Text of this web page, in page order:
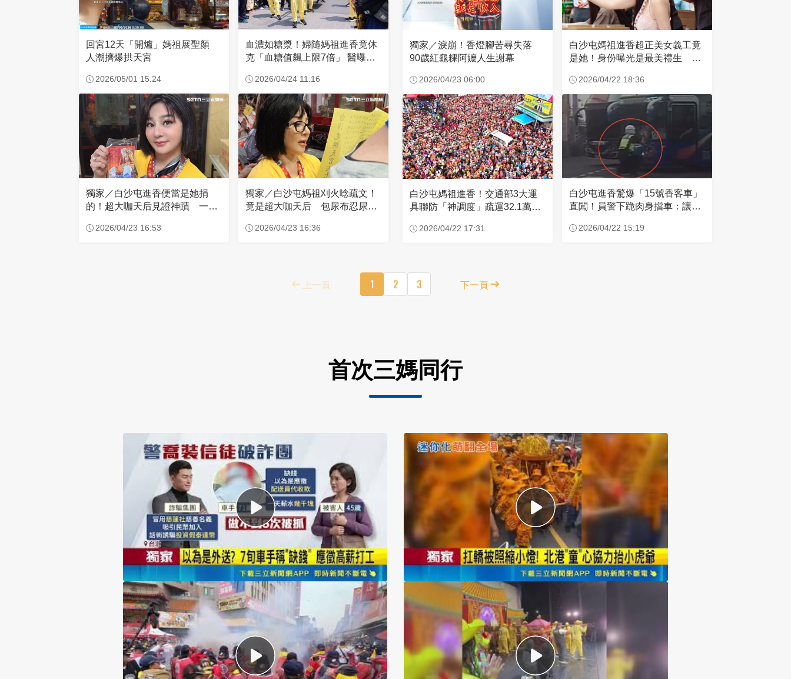
回宮12天「開爐」媽祖展聖顏
人潮擠爆拱天宮
2026/05/01 15:24
血濃如糖漿！婦隨媽祖進香竟休
克「血糖值飆上限7倍」 醫曝原
2026/04/24 11:16
獨家／白沙屯進香便當是她捐
的！超大咖天后見證神蹟 一靠
2026/04/23 16:53
獨家／白沙屯媽祖刈火唸疏文！
竟是超大咖天后 包尿布忍尿5
2026/04/23 16:36
獨家／淚崩！香燈腳苦尋失落
90歲紅龜粿阿嬤人生謝幕
2026/04/23 06:00
白沙屯媽祖進香超正美女義工竟
是她！身份曝光是最美禮生 一
2026/04/22 18:36
白沙屯媽祖進香！交通部3大運
具聯防「神調度」疏運32.1萬創
2026/04/22 17:31
白沙屯進香驚爆「15號香客車」
直闖！員警下跪肉身擋車：讓行
2026/04/22 15:19
上一頁 1 2 3 下一頁
首次三媽同行